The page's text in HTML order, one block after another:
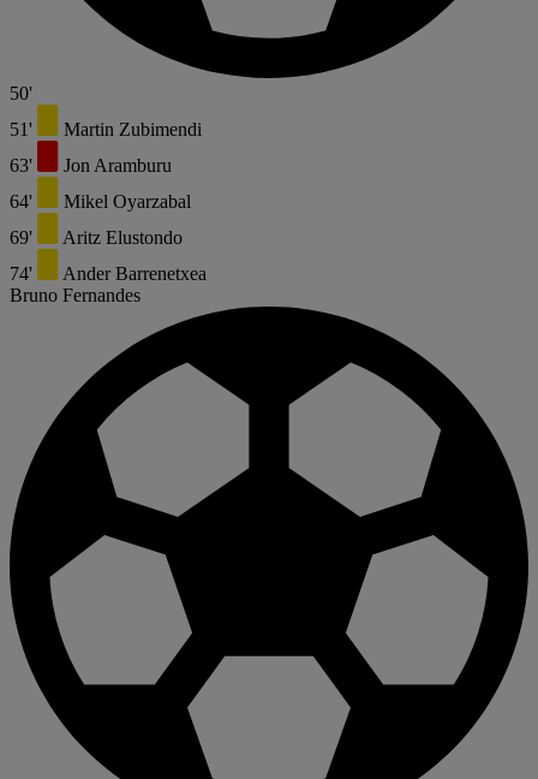
50'
51'
Martin Zubimendi
63'
Jon Aramburu
64'
Mikel Oyarzabal
69'
Aritz Elustondo
74'
Ander Barrenetxea
Bruno Fernandes